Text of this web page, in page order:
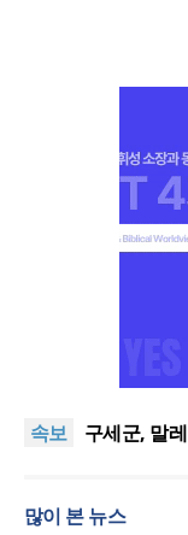
속보
미국, 월드
지난해 예
구세군, 말
러 지원
지난해 예장
많이 본 뉴스